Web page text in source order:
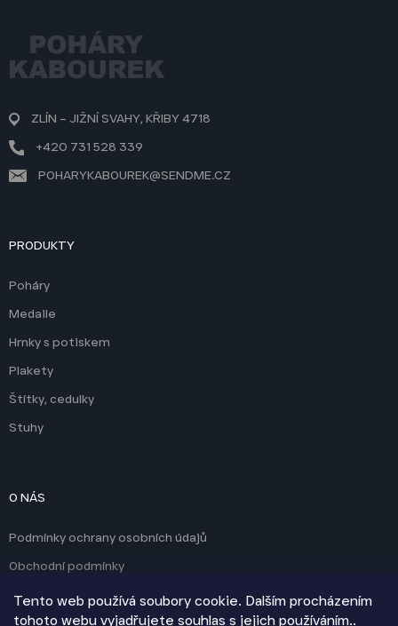
Tento web používá soubory cookie. Dalším procházením
tohoto webu vyjadřujete souhlas s jejich používáním..
ZLÍN – JIŽNÍ SVAHY, KŘIBY 4718
+420 731 528 339
POHARYKABOUREK@SENDME.CZ
PRODUKTY
Poháry
Medaile
Hrnky s potiskem
Plakety
Štítky, cedulky
Stuhy
O NÁS
Podmínky ochrany osobních údajů
Obchodní podmínky
Kontakty